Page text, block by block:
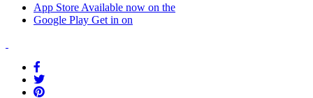
App Store Available now on the
Google Play Get in on